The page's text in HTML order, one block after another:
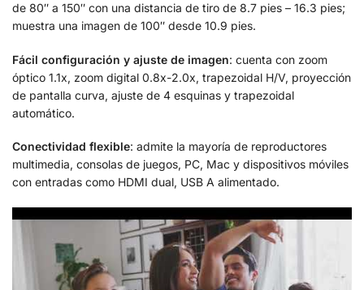
de 80″ a 150″ con una distancia de tiro de 8.7 pies – 16.3 pies;
muestra una imagen de 100″ desde 10.9 pies.
Fácil configuración y ajuste de imagen: cuenta con zoom
óptico 1.1x, zoom digital 0.8x-2.0x, trapezoidal H/V, proyección
de pantalla curva, ajuste de 4 esquinas y trapezoidal
automático.
Conectividad flexible: admite la mayoría de reproductores
multimedia, consolas de juegos, PC, Mac y dispositivos móviles
con entradas como HDMI dual, USB A alimentado.